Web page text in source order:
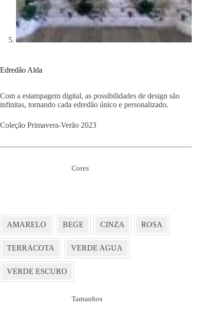
Edredão Alda
Com a estampagem digital, as possibilidades de design são
infinitas, tornando cada edredão único e personalizado.
Coleção Primavera-Verão 2023
Cores
AMARELO BEGE CINZA ROSA
TERRACOTA VERDE AGUA
VERDE ESCURO
Tamanhos